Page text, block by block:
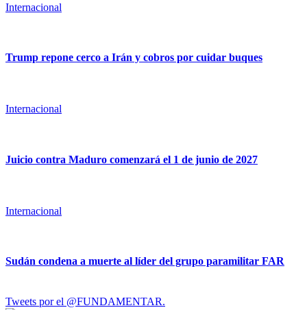
Internacional
Trump repone cerco a Irán y cobros por cuidar buques
Internacional
Juicio contra Maduro comenzará el 1 de junio de 2027
Internacional
Sudán condena a muerte al líder del grupo paramilitar FAR
Tweets por el @FUNDAMENTAR.